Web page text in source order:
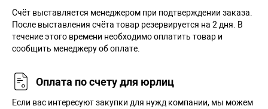
Cчёт выставляется менеджером при подтверждении заказа.
После выставления счёта товар резервируется на 2 дня. В
течение этого времени необходимо оплатить товар и
сообщить менеджеру об оплате.
Оплата по счету для юрлиц
Если вас интересуют закупки для нужд компании, мы можем